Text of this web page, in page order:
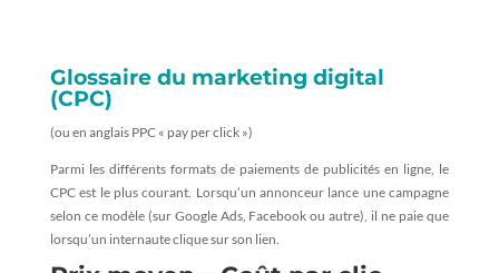
Glossaire du marketing digital
(CPC)
(ou en anglais PPC « pay per click »)
Parmi les différents formats de paiements de publicités en ligne, le
CPC est le plus courant. Lorsqu’un annonceur lance une campagne
selon ce modèle (sur Google Ads, Facebook ou autre), il ne paie que
lorsqu’un internaute clique sur son lien.